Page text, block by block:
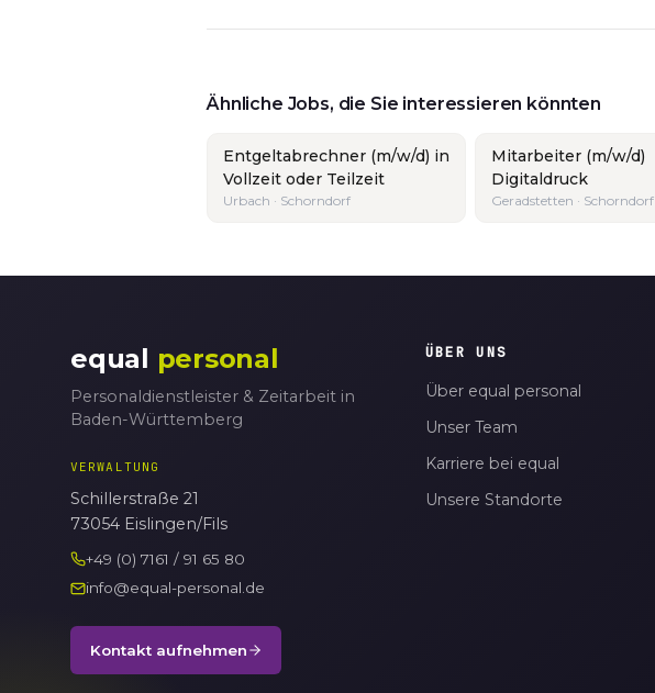
Ähnliche Jobs, die Sie interessieren könnten
Entgeltabrechner (m/w/d) in
Vollzeit oder Teilzeit
Urbach · Schorndorf
Mitarbeiter (m/w/d)
Digitaldruck
Geradstetten · Schorndorf
equal personal
Personaldienstleister & Zeitarbeit in
Baden-Württemberg
VERWALTUNG
Schillerstraße 21
73054 Eislingen/Fils
+49 (0) 7161 / 91 65 80
info@equal-personal.de
Kontakt aufnehmen
ÜBER UNS
Über equal personal
Unser Team
Karriere bei equal
Unsere Standorte